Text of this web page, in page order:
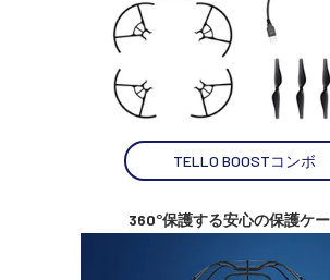
TELLO BOOSTコンボ
360°保護する安心の保護ケー